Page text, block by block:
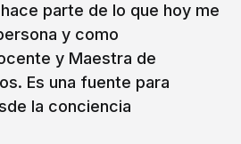
parte de lo que hoy me
y como
y Maestra de
Es una fuente para
la conciencia